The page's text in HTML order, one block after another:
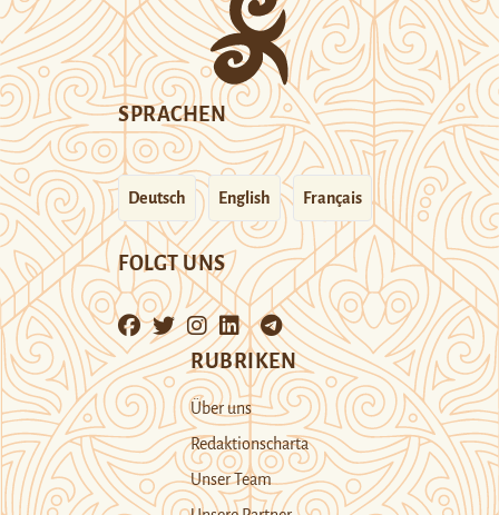
SPRACHEN
Deutsch English Français
FOLGT UNS
RUBRIKEN
Über uns
Redaktionscharta
Unser Team